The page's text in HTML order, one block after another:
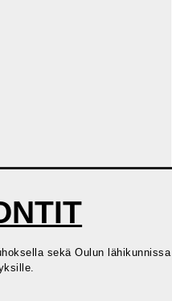
sekä Oulun lähikunnissa